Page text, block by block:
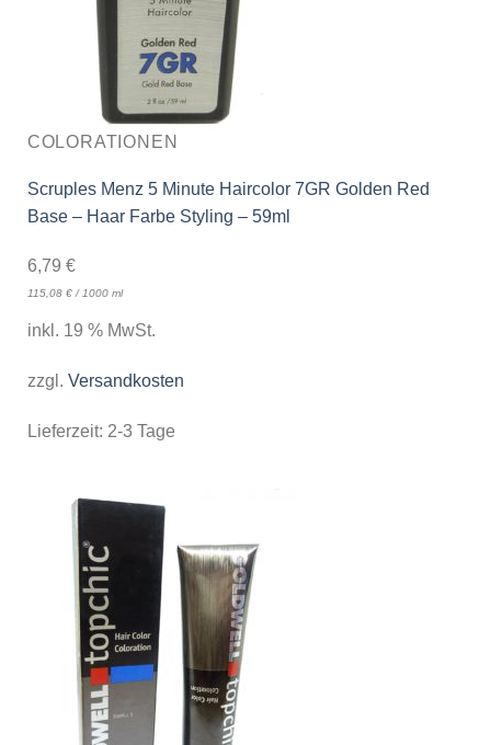
COLORATIONEN
Scruples Menz 5 Minute Haircolor 7GR Golden Red
Base – Haar Farbe Styling – 59ml
6,79 €
115,08 €/1000 ml
inkl. 19 % MwSt.
zzgl. Versandkosten
Lieferzeit: 2-3 Tage